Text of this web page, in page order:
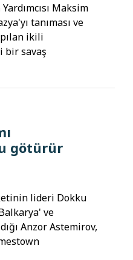
Maksim
tanıması ve
ikili
bir savaş
götürür
lideri Dokku
ve
Anzor Astemirov,